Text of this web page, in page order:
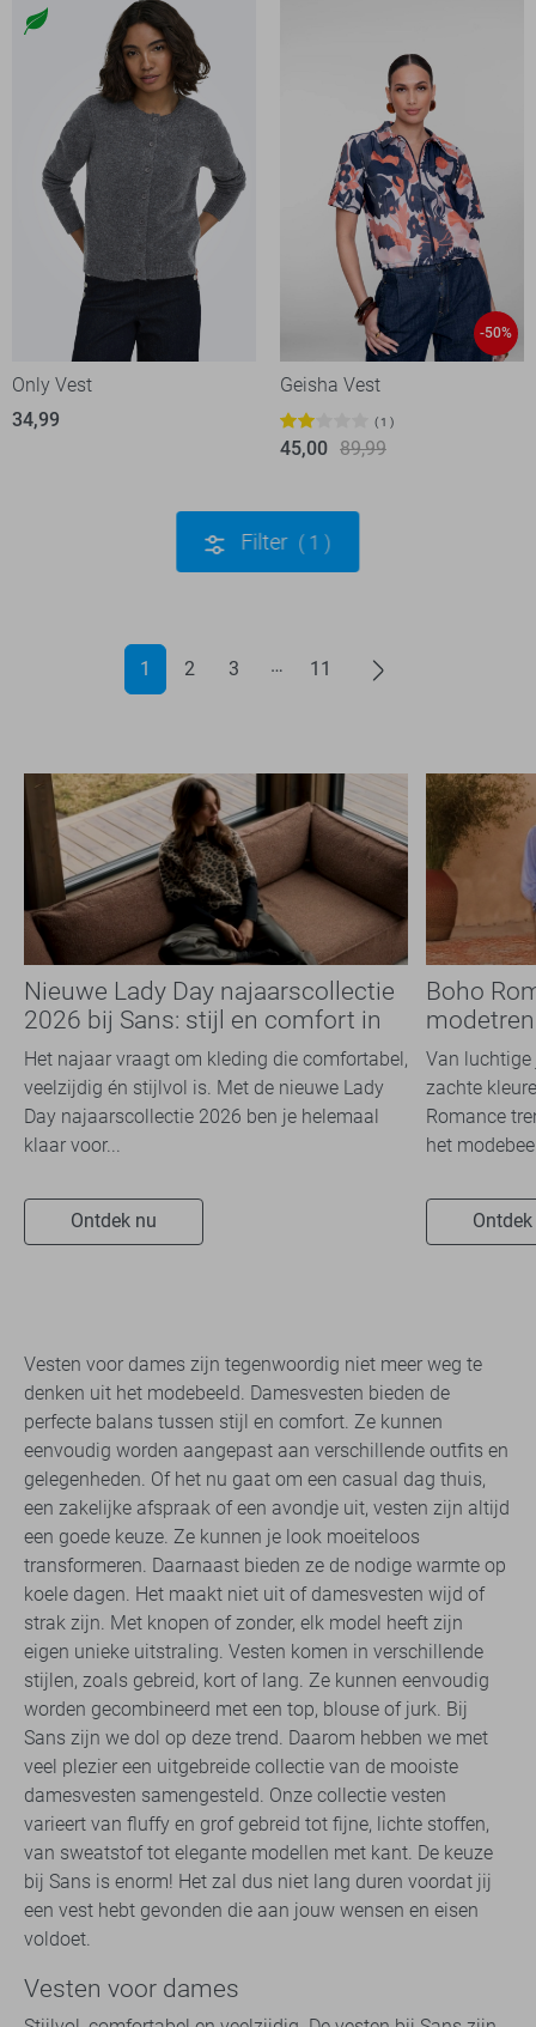
Only Vest
34,99
-50%
Geisha Vest
1
45,00 89,99
Filter 1
1 2 3 11
Nieuwe Lady Day najaarscollectie
2026 bij Sans: stijl en comfort in
travelkwaliteit
Het najaar vraagt om kleding die comfortabel,
veelzijdig én stijlvol is. Met de nieuwe Lady
Day najaarscollectie 2026 ben je helemaal
klaar voor...
Ontdek nu
Boho
overal
Van luchtige
zachte
Romance
het
Vesten voor dames zijn tegenwoordig niet meer weg te
denken uit het modebeeld. Damesvesten bieden de
perfecte balans tussen stijl en comfort. Ze kunnen
eenvoudig worden aangepast aan verschillende outfits en
gelegenheden. Of het nu gaat om een casual dag thuis,
een zakelijke afspraak of een avondje uit, vesten zijn altijd
een goede keuze. Ze kunnen je look moeiteloos
transformeren. Daarnaast bieden ze de nodige warmte op
koele dagen. Het maakt niet uit of damesvesten wijd of
strak zijn. Met knopen of zonder, elk model heeft zijn
eigen unieke uitstraling. Vesten komen in verschillende
stijlen, zoals gebreid, kort of lang. Ze kunnen eenvoudig
worden gecombineerd met een top, blouse of jurk. Bij
Sans zijn we dol op deze trend. Daarom hebben we met
veel plezier een uitgebreide collectie van de mooiste
damesvesten samengesteld. Onze collectie vesten
varieert van fluffy en grof gebreid tot fijne, lichte stoffen,
van sweatstof tot elegante modellen met kant. De keuze
bij Sans is enorm! Het zal dus niet lang duren voordat jij
een vest hebt gevonden die aan jouw wensen en eisen
voldoet.
Vesten voor dames